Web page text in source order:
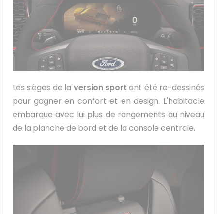
Les sièges de la version sportont été re-dessinés
pour gagner en confort et en design. L'habitacle
embarque avec lui plus de rangements au niveau
de la planche de bord et de la console centrale.